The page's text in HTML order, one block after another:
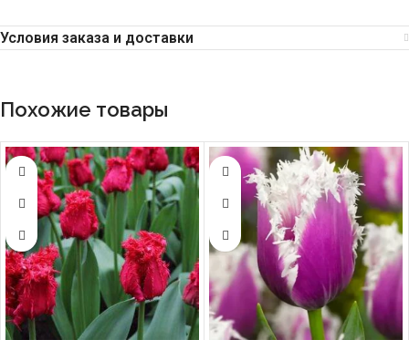
Условия заказа и доставки
Похожие товары